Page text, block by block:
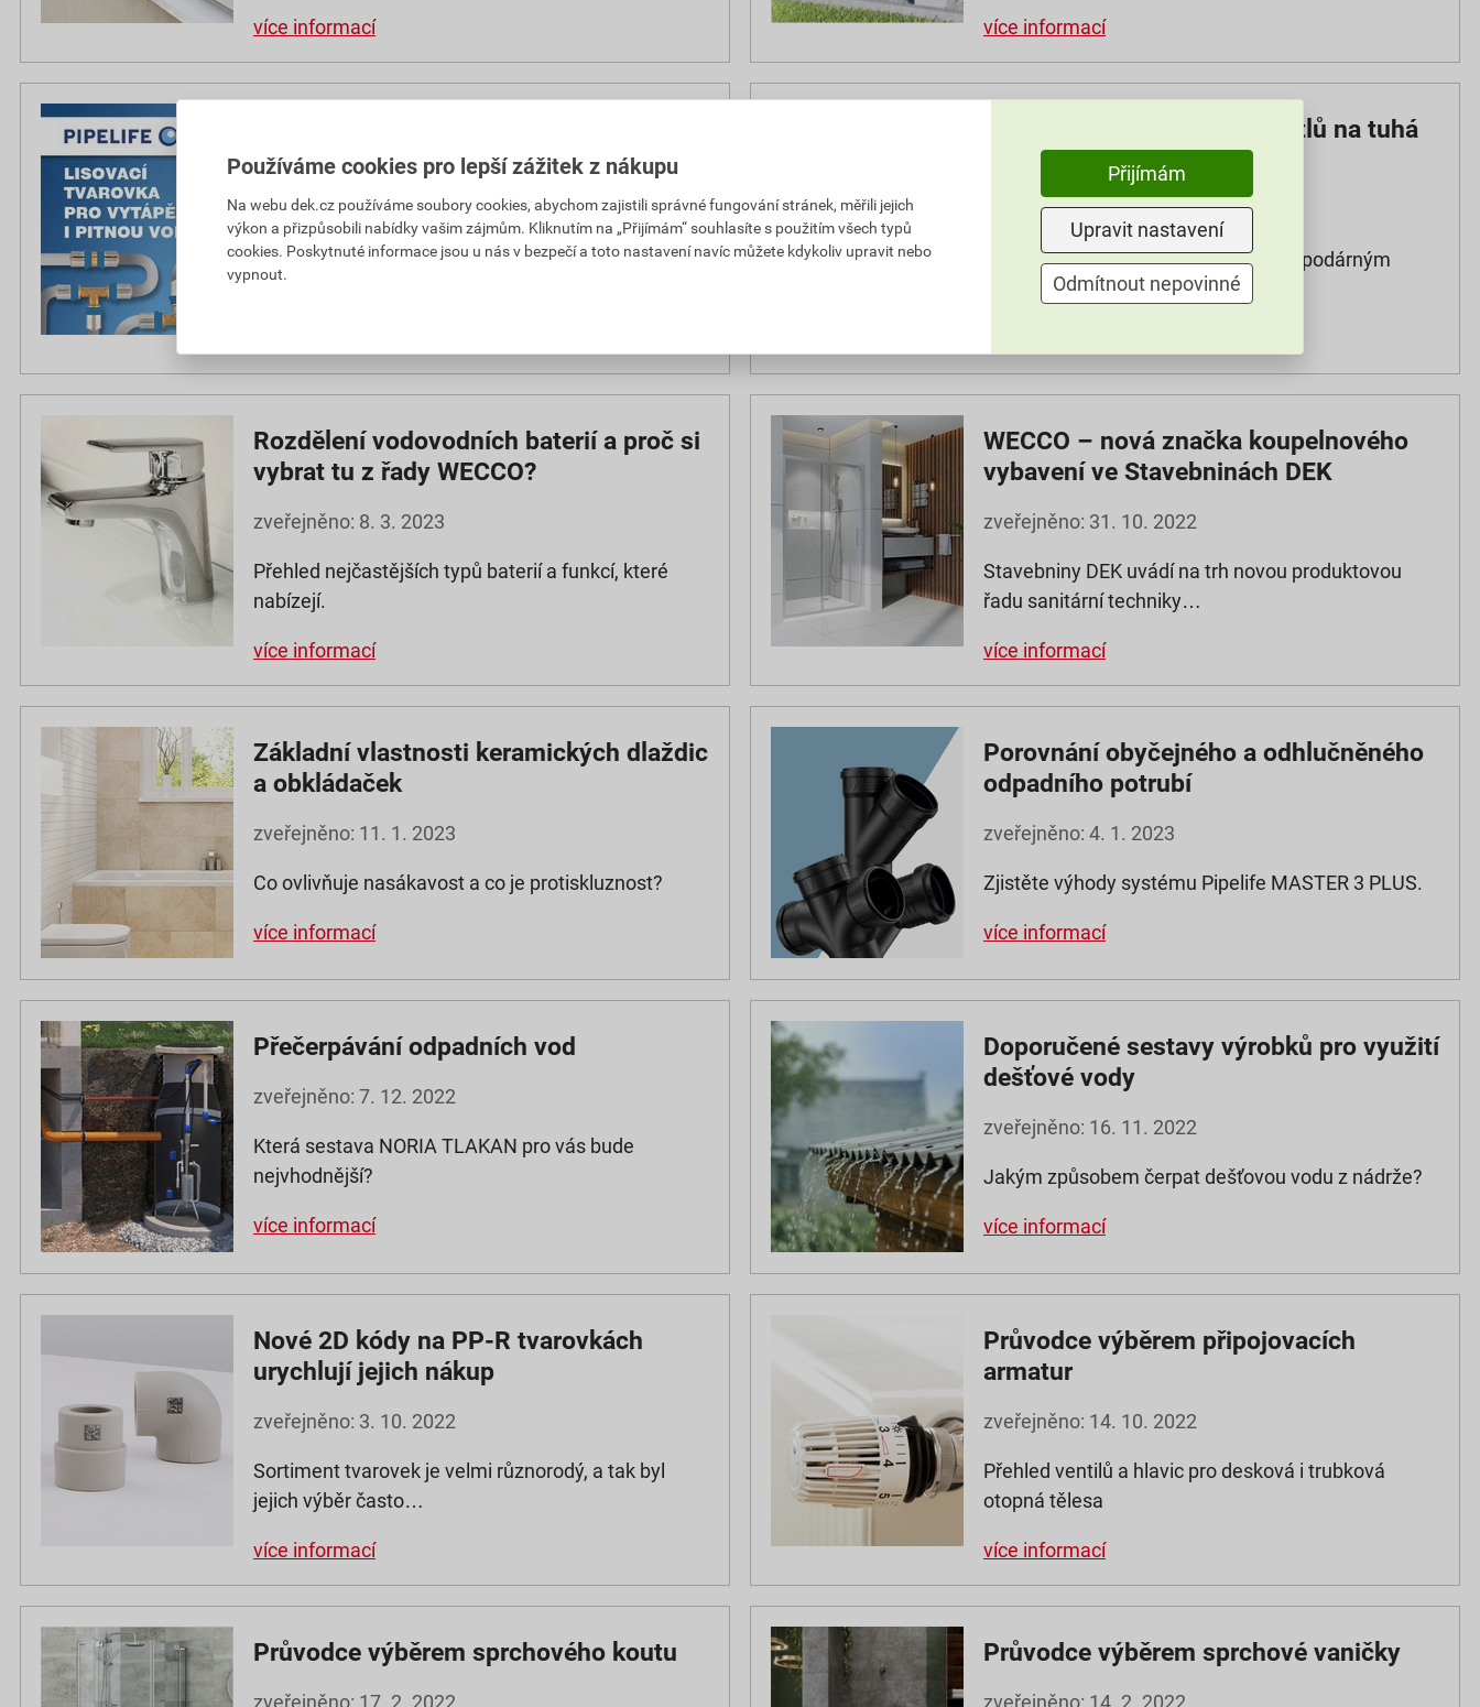
více informací více informací
i pitnou vodu
zveřejněno: 4. 9. 2023
Pipelife Radopress je ucelený systém potrubí
Povinná výměna starých kotlů na tuhá
paliva
zveřejněno: 3. 7. 2024
Starý zdroj tepla se vyznačuje nehospodárným
provozem a zvýšeným…
Rozdělení vodovodních baterií a proč si
vybrat tu z řady WECCO?
zveřejněno: 8. 3. 2023
Přehled nejčastějších typů baterií a funkcí, které
nabízejí.
více informací
WECCO – nová značka koupelnového
vybavení ve Stavebninách DEK
zveřejněno: 31. 10. 2022
Stavebniny DEK uvádí na trh novou produktovou
řadu sanitární techniky…
více informací
Základní vlastnosti keramických dlaždic
a obkládaček
zveřejněno: 11. 1. 2023
Co ovlivňuje nasákavost a co je protiskluznost?
více informací
Porovnání obyčejného a odhlučněného
odpadního potrubí
zveřejněno: 4. 1. 2023
Zjistěte výhody systému Pipelife MASTER 3 PLUS.
více informací
Přečerpávání odpadních vod
zveřejněno: 7. 12. 2022
Která sestava NORIA TLAKAN pro vás bude
nejvhodnější?
více informací
Doporučené sestavy výrobků pro využití
dešťové vody
zveřejněno: 16. 11. 2022
Jakým způsobem čerpat dešťovou vodu z nádrže?
více informací
Nové 2D kódy na PP-R tvarovkách
urychlují jejich nákup
zveřejněno: 3. 10. 2022
Sortiment tvarovek je velmi různorodý, a tak byl
jejich výběr často…
více informací
Průvodce výběrem připojovacích
armatur
zveřejněno: 14. 10. 2022
Přehled ventilů a hlavic pro desková i trubková
otopná tělesa
více informací
Průvodce výběrem sprchového koutu
zveřejněno: 17. 2. 2022
Průvodce výběrem sprchové vaničky
zveřejněno: 14. 2. 2022
Používáme cookies pro lepší zážitek z nákupu
Na webu dek.cz používáme soubory cookies, abychom zajistili správné fungování stránek, měřili jejich
výkon a přizpůsobili nabídky vašim zájmům. Kliknutím na „Přijímám“ souhlasíte s použitím všech typů
cookies. Poskytnuté informace jsou u nás v bezpečí a toto nastavení navíc můžete kdykoliv upravit nebo
vypnout.
Přijímám
Upravit nastavení
Odmítnout nepovinné